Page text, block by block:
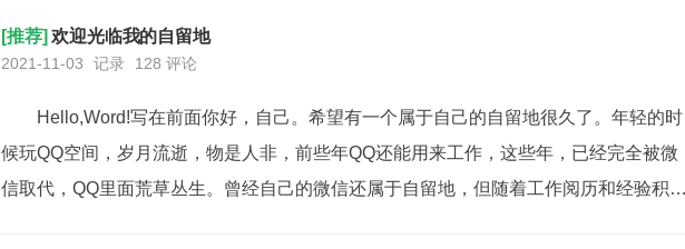
[推荐]欢迎光临我的自留地
2021-11-03 记录 128 评论
Hello,Word!写在前面你好，自己。希望有一个属于自己的自留地很久了。年轻的时
候玩QQ空间，岁月流逝，物是人非，前些年QQ还能用来工作，这些年，已经完全被微
信取代，QQ里面荒草丛生。曾经自己的微信还属于自留地，但随着工作阅历和经验积